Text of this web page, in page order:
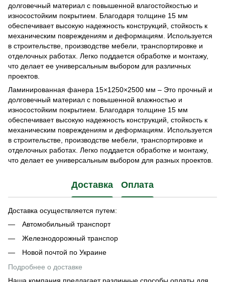
долговечный материал с повышенной влагостойкостью и
износостойким покрытием. Благодаря толщине 15 мм
обеспечивает высокую надежность конструкций, стойкость к
механическим повреждениям и деформациям. Используется
в строительстве, производстве мебели, транспортировке и
отделочных работах. Легко поддается обработке и монтажу,
что делает ее универсальным выбором для различных
проектов.
Ламинированная фанера 15×1250×2500 мм – Это прочный и
долговечный материал с повышенной влажностью и
износостойким покрытием. Благодаря толщине 15 мм
обеспечивает высокую надежность конструкций, стойкость к
механическим повреждениям и деформациям. Используется
в строительстве, производстве мебели, транспортировке и
отделочных работах. Легко поддается обработке и монтажу,
что делает ее универсальным выбором для разных проектов.
Доставка Оплата
Доставка осуществляется путем:
Автомобильный транспорт
Железнодорожный транспор
Новой почтой по Украине
Подробнее о доставке
Наша компания предлагает различные способы оплаты для